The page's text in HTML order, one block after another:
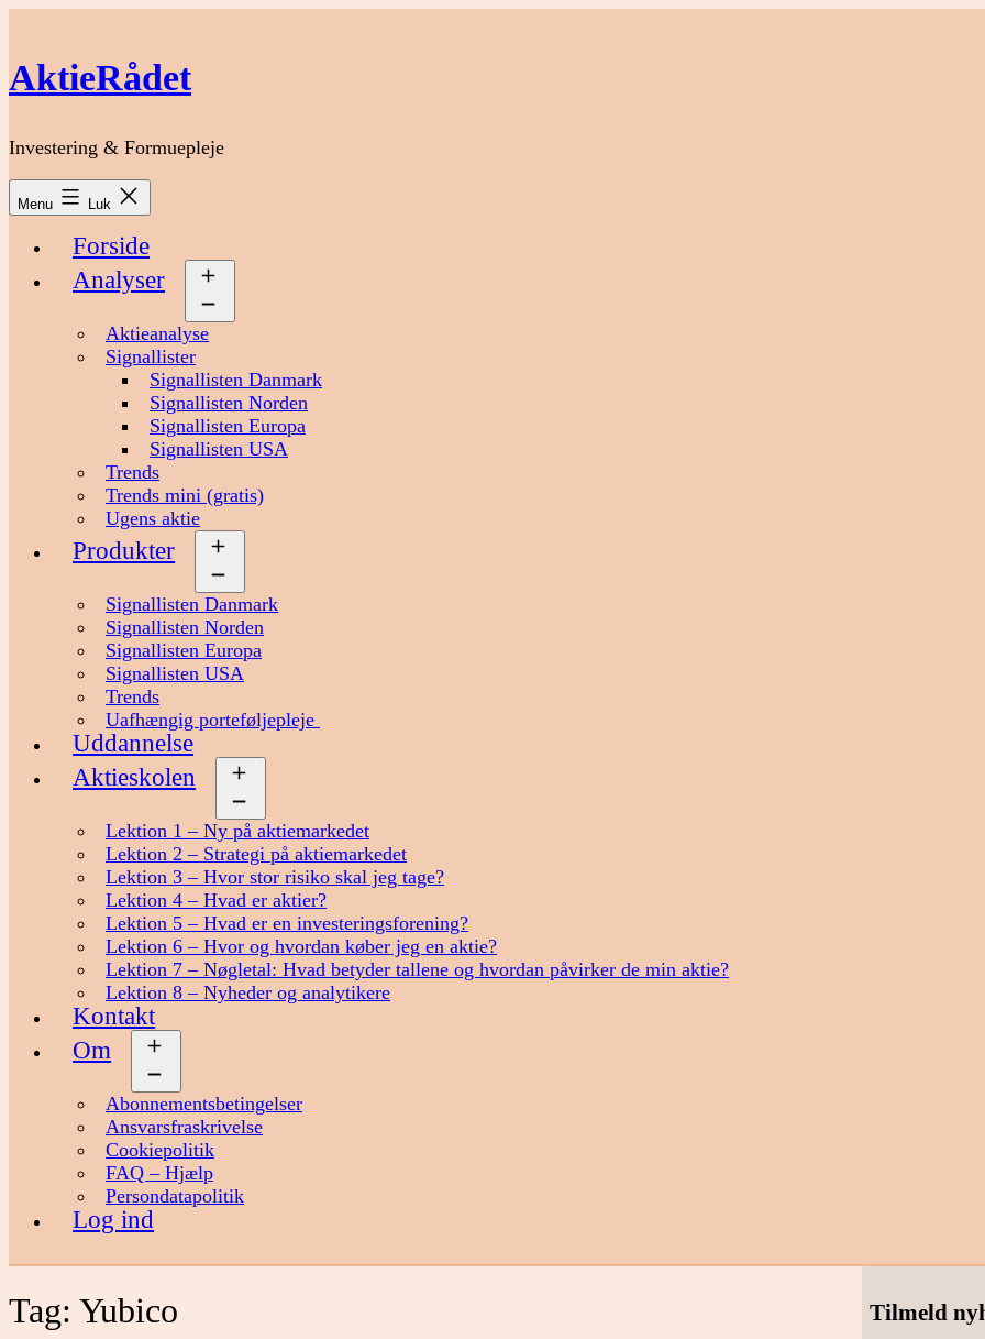
indhold
AktieRådet
Investering & Formuepleje
Menu Luk
Forside
Analyser
Aktieanalyse
Signallister
Signallisten Danmark
Signallisten Norden
Signallisten Europa
Signallisten USA
Trends
Trends mini (gratis)
Ugens aktie
Produkter
Signallisten Danmark
Signallisten Norden
Signallisten Europa
Signallisten USA
Trends
Uafhængig porteføljepleje
Uddannelse
Aktieskolen
Lektion 1 – Ny på aktiemarkedet
Lektion 2 – Strategi på aktiemarkedet
Lektion 3 – Hvor stor risiko skal jeg tage?
Lektion 4 – Hvad er aktier?
Lektion 5 – Hvad er en investeringsforening?
Lektion 6 – Hvor og hvordan køber jeg en aktie?
Lektion 7 – Nøgletal: Hvad betyder tallene og hvordan påvirker de min aktie?
Lektion 8 – Nyheder og analytikere
Kontakt
Om
Abonnementsbetingelser
Ansvarsfraskrivelse
Cookiepolitik
FAQ – Hjælp
Persondatapolitik
Log ind
Tag: Yubico Tilmeld